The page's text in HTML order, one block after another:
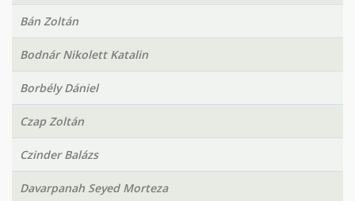
Bán Zoltán
Bodnár Nikolett Katalin
Borbély Dániel
Czap Zoltán
Czinder Balázs
Davarpanah Seyed Morteza